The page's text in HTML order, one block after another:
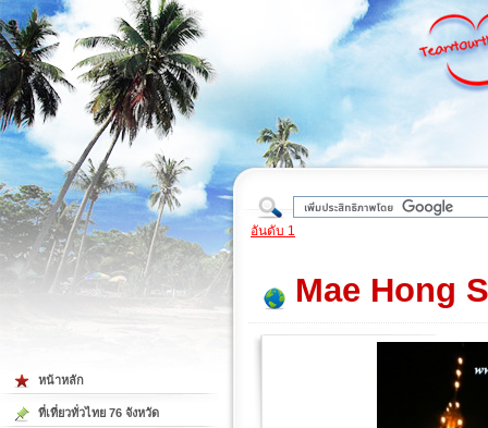
ต้
อันดับ 1
Mae Hong
หน้าหลัก
ที่เที่ยวทั่วไทย 76 จังหวัด